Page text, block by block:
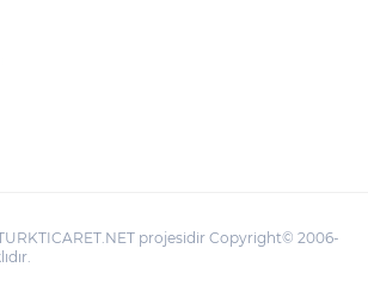
projesidir Copyright© 2006-